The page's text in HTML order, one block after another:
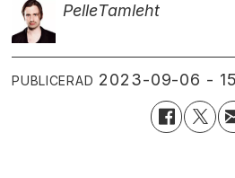
PelleTamleht
PUBLICERAD 2023-09-06 -